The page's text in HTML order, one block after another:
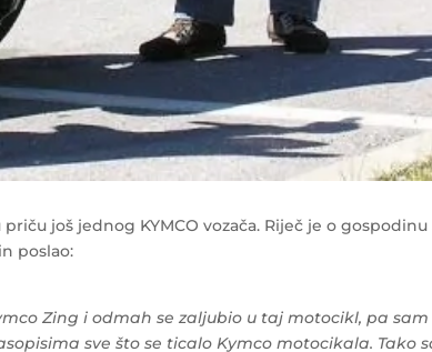
još jednog KYMCO vozača. Riječ je o
poslao:
Zing i odmah se zaljubio u taj motocikl, pa
sve što se ticalo Kymco motocikala. Tako